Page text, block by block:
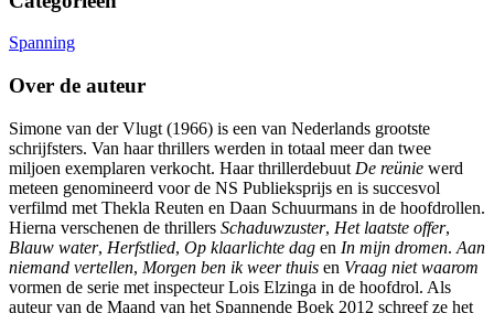
Spanning
Over de auteur
Simone van der Vlugt (1966) is een van Nederlands grootste
schrijfsters. Van haar thrillers werden in totaal meer dan twee
miljoen exemplaren verkocht. Haar thrillerdebuut De reünie werd
meteen genomineerd voor de NS Publieksprijs en is succesvol
verfilmd met Thekla Reuten en Daan Schuurmans in de hoofdrollen.
Hierna verschenen de thrillers Schaduwzuster, Het laatste offer,
Blauw water, Herfstlied, Op klaarlichte dag en In mijn dromen. Aan
niemand vertellen, Morgen ben ik weer thuis en Vraag niet waarom
vormen de serie met inspecteur Lois Elzinga in de hoofdrol. Als
auteur van de Maand van het Spannende Boek 2012 schreef ze het